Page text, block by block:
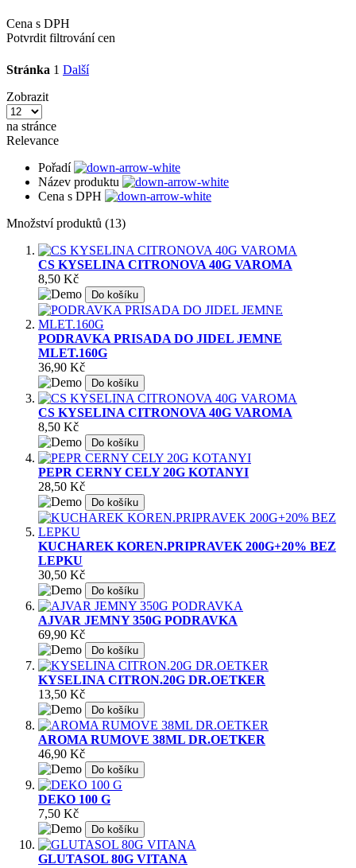
Cena s DPH
Potvrdit filtrování cen
Stránka 1 Další
Zobrazit
na stránce
Relevance
Pořadí
Název produktu
Cena s DPH
Množství produktů (13)
CS KYSELINA CITRONOVA 40G VAROMA
8,50 Kč
Do košíku
PODRAVKA PRISADA DO JIDEL JEMNE
MLET.160G
36,90 Kč
Do košíku
CS KYSELINA CITRONOVA 40G VAROMA
8,50 Kč
Do košíku
PEPR CERNY CELY 20G KOTANYI
28,50 Kč
Do košíku
KUCHAREK KOREN.PRIPRAVEK 200G+20% BEZ
LEPKU
30,50 Kč
Do košíku
AJVAR JEMNY 350G PODRAVKA
69,90 Kč
Do košíku
KYSELINA CITRON.20G DR.OETKER
13,50 Kč
Do košíku
AROMA RUMOVE 38ML DR.OETKER
46,90 Kč
Do košíku
DEKO 100 G
7,50 Kč
Do košíku
GLUTASOL 80G VITANA